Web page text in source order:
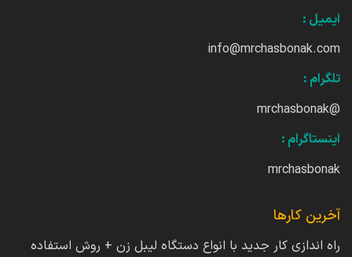
ایمیل :
info@mrchasbonak.com
تلگرام :
@mrchasbonak
اینستاگرام :
mrchasbonak
آخرین کارها
راه اندازی کار جدید با انواع دستگاه لیبل زن + روش استفاده